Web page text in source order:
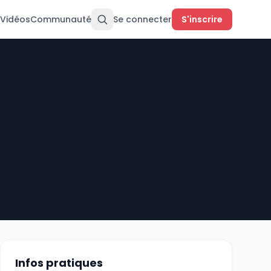
VidéosCommunauté Se connecter S'inscrire
Infos pratiques